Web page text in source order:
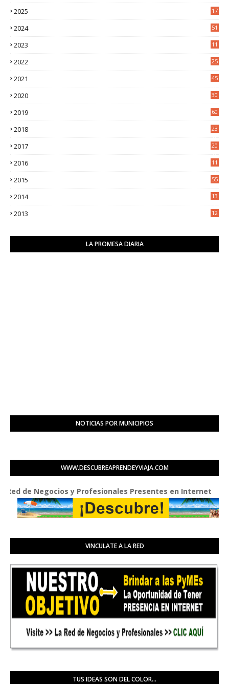
2025
17
2024 51
2023
11
2022
25
2021
45
2020
30
2019 60
2018
23
2017
20
2016
11
2015 55
2014
13
2013
12
LA PROMESA DIARIA
NOTICIAS POR MUNICIPIOS
WWW.DESCUBREAPRENDEYVIAJA.COM
Negocios y Profesionales Presentes en Internet
VINCULATE A LA RED
TUS IDEAS SON DEL COLOR...